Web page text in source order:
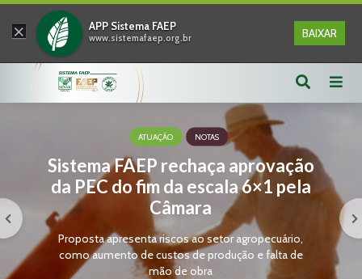
× APP Sistema FAEP
www.sistemafaep.org.br BAIXAR
ATUAÇÃO NOTAS
Sistema FAEP rechaça aprovação
da PEC do fim da escala 6×1 pela
Câmara
Proposta apresenta riscos ao setor agropecuário,
como aumento de custos de produção e falta de
mão de obra